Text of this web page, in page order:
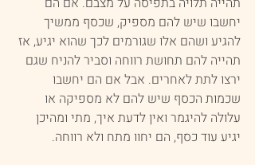
יחשבו שיש להם מספיק, שכסף ממשיך
להגיע ושהם אלו שגורמים לכך שהוא יגיע, אז
תהייה להם תחושת רווחה וסביר להניח שגם
ירצו לתת לאחרים. אבל אם הם יחשבו
שכמות הכסף שיש להם לא מספיקה או
עלולה להיגמר ואין לדעת איך, מתי ומהיכן
יגיע עוד כסף, הם יחוו מתח ולא רווחה.